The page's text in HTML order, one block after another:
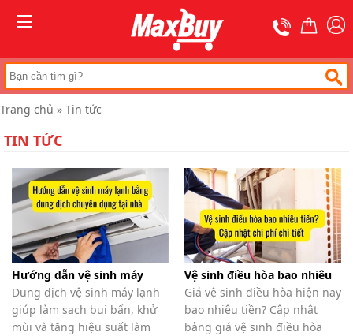
Trang
chủ
Thang
chữ
A
nhôm
rút
Thang
nhôm
cách
điện
Thang
nhôm
ghế
Thang
nhôm
gấp
Trang chủ » Tin tức
TIN TỨC
Hướng dẫn vệ sinh máy
lạnh bằng dung dịch chuyên
dụng tại nhà
Dung dịch vệ sinh máy lạnh
giúp làm sạch bụi bẩn, khử
mùi và tăng hiệu suất làm
Vệ sinh điều hòa bao nhiêu
tiền? Cập nhật chi phí chi
tiết
Giá vệ sinh điều hòa hiện nay
bao nhiêu tiền? Cập nhật
bảng giá vệ sinh điều hòa